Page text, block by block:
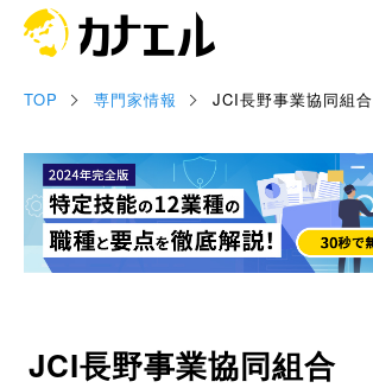
記事
お役立ち資料
セミナー情報
TOP 専門家情報 JCI長野事業協同組合
JCI長野事業協同組合